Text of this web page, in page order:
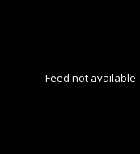
Feed not available